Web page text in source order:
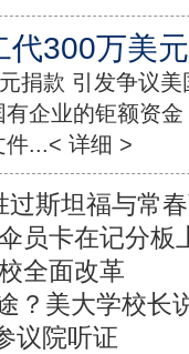
代300万美
捐款 引发争议
企业的钜额资
件...< 详细 >
过斯坦福与常
员卡在记分板
全面改革
？美大学校
议院听证